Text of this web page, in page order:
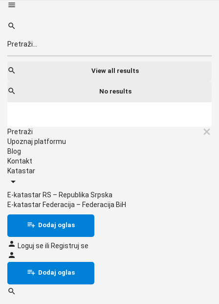
View all results
No results
Pretraži
Upoznaj platformu
Blog
Kontakt
Katastar
E-katastar RS – Republika Srpska
E-katastar Federacija – Federacija BiH
Dodaj oglas
Loguj se ili Registruj se
Dodaj oglas